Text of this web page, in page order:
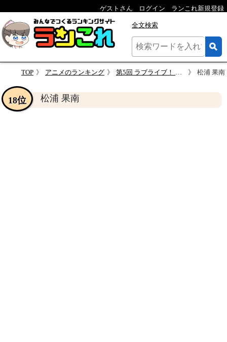
ゲストさん ログイン ランこれ新規登録
全文検索
TOP アニメのランキング 第5回 ラブライブ！ 人気キャラクター投票 松浦 果南
松浦 果南
18位